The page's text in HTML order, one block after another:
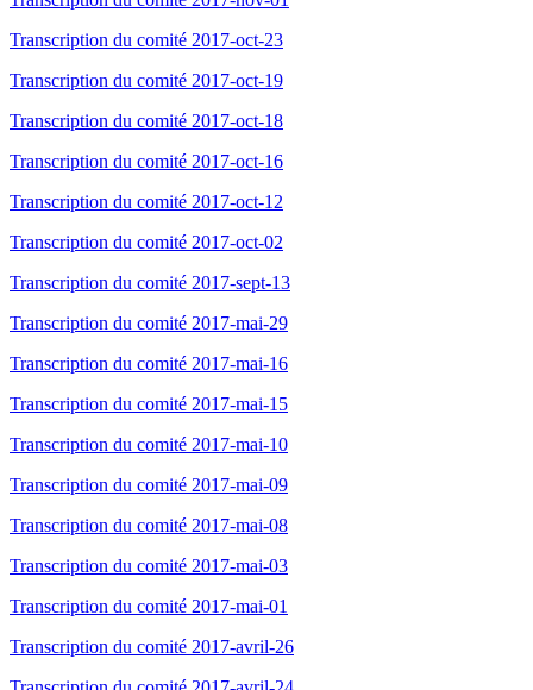
Transcription du comité 2017-oct-23
Transcription du comité 2017-oct-19
Transcription du comité 2017-oct-18
Transcription du comité 2017-oct-16
Transcription du comité 2017-oct-12
Transcription du comité 2017-oct-02
Transcription du comité 2017-sept-13
Transcription du comité 2017-mai-29
Transcription du comité 2017-mai-16
Transcription du comité 2017-mai-15
Transcription du comité 2017-mai-10
Transcription du comité 2017-mai-09
Transcription du comité 2017-mai-08
Transcription du comité 2017-mai-03
Transcription du comité 2017-mai-01
Transcription du comité 2017-avril-26